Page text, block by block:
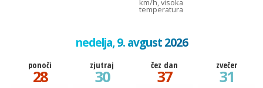
km/h, visoka
temperatura
nedelja, 9. avgust 2026
ponoči
28
zjutraj
30
čez dan
37
zvečer
31